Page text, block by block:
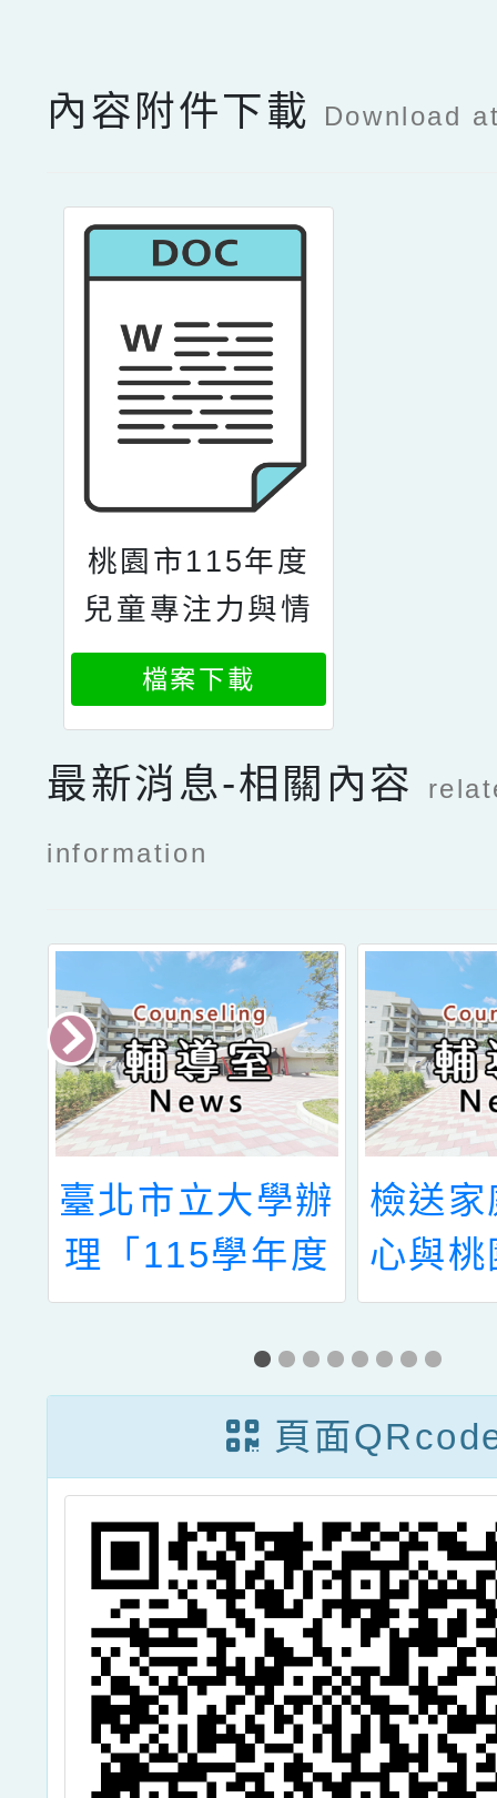
內容附件下載 Download
桃園市115年度
兒童專注力與情
緒管理訓練_獨
輪車親子營實施
檔案下載
最新消息-相關內容
information
臺北市立大學辦
理「115學年度
中小學特殊教育
在職教師(國小)
加註特殊教育需
求(情緒與行為)
次專長學分班」
招生訊息
檢送
心與
關懷
作辦
「青
學—生
場：
小王
頁面